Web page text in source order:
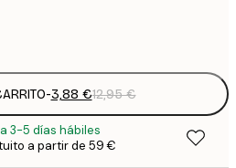
-3,88 €12,95 €
3-5 días hábiles
a partir de 59 €